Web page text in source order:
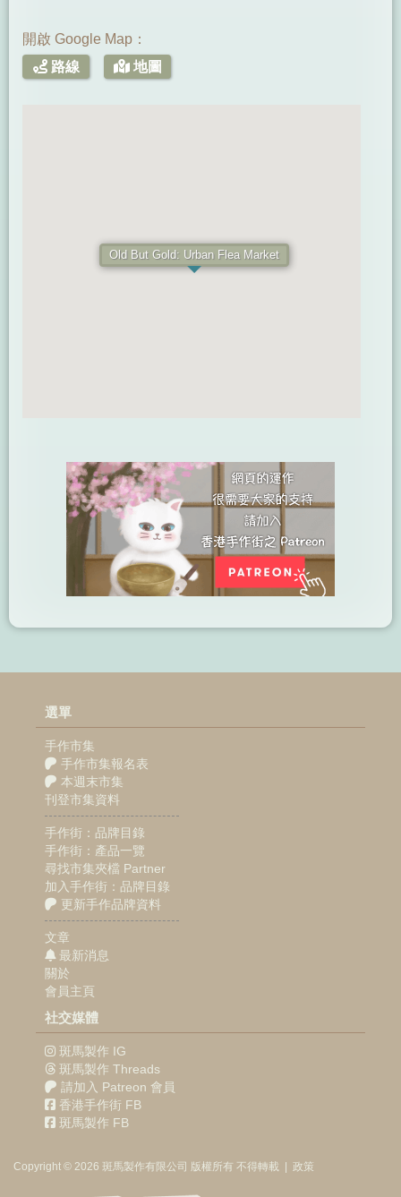
開啟 Google Map：
路線
地圖
Old But Gold: Urban Flea Market
選單
手作市集
手作市集報名表
本週末市集
刊登市集資料
手作街：品牌目錄
手作街：產品一覽
尋找市集夾檔 Partner
加入手作街：品牌目錄
更新手作品牌資料
文章
最新消息
關於
會員主頁
社交媒體
斑馬製作 IG
斑馬製作 Threads
請加入 Patreon 會員
香港手作街 FB
斑馬製作 FB
Copyright © 2026 斑馬製作有限公司 版權所有 不得轉載 | 政策